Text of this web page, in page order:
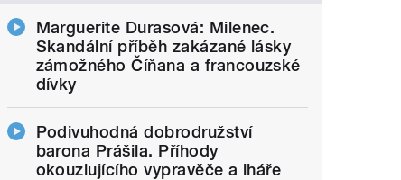
Marguerite Durasová: Milenec.
Skandální příběh zakázané lásky
zámožného Číňana a francouzské
dívky
Podivuhodná dobrodružství
barona Prášila. Příhody
okouzlujícího vypravěče a lháře